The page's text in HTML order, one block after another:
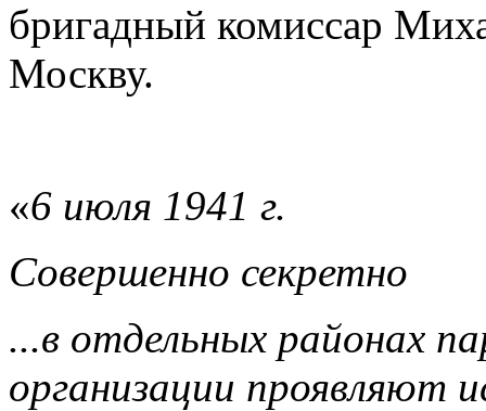
бригадный комиссар
Москву.
«6 июля 1941 г.
Совершенно секретно
...в отдельных районах
организации проявляют